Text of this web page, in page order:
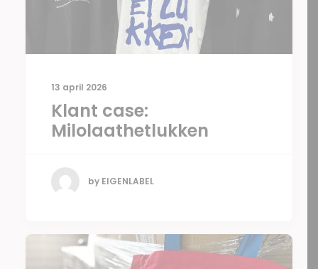
13 april 2026
Klant case:
Milolaathetlukken
by EIGENLABEL